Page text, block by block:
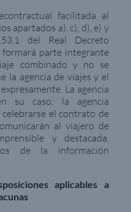
facilitada al
apartados a), c), d), e) y
del Real Decreto
parte integrante
combinado y no se
la agencia de viajes y el
La agencia
su caso, la agencia
el contrato de
al viajero de
y destacada,
de la información
aplicables a